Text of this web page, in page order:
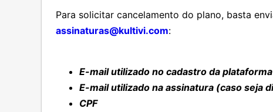
Para solicitar cancelamento do plano, basta
assinaturas@kultivi.com:
E-mail utilizado no cadastro da plataforma
E-mail utilizado na assinatura (caso seja
CPF